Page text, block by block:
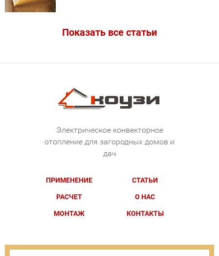
Показать все статьи
Электрическое конвекторное
отопление для загородных домов и
дач
ПРИМЕНЕНИЕ
РАСЧЕТ
МОНТАЖ
СТАТЬИ
О НАС
КОНТАКТЫ